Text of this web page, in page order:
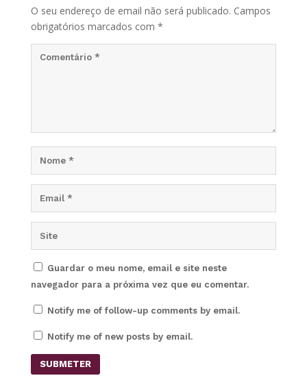
O seu endereço de email não será publicado. Campos
obrigatórios marcados com *
Guardar o meu nome, email e site neste
navegador para a próxima vez que eu comentar.
Notify me of follow-up comments by email.
Notify me of new posts by email.
SUBMETER